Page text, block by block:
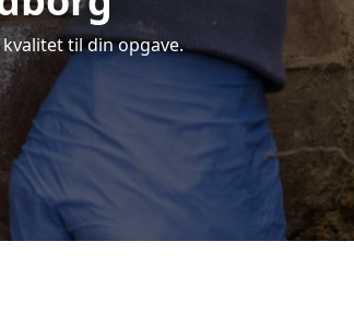
til din opgave.